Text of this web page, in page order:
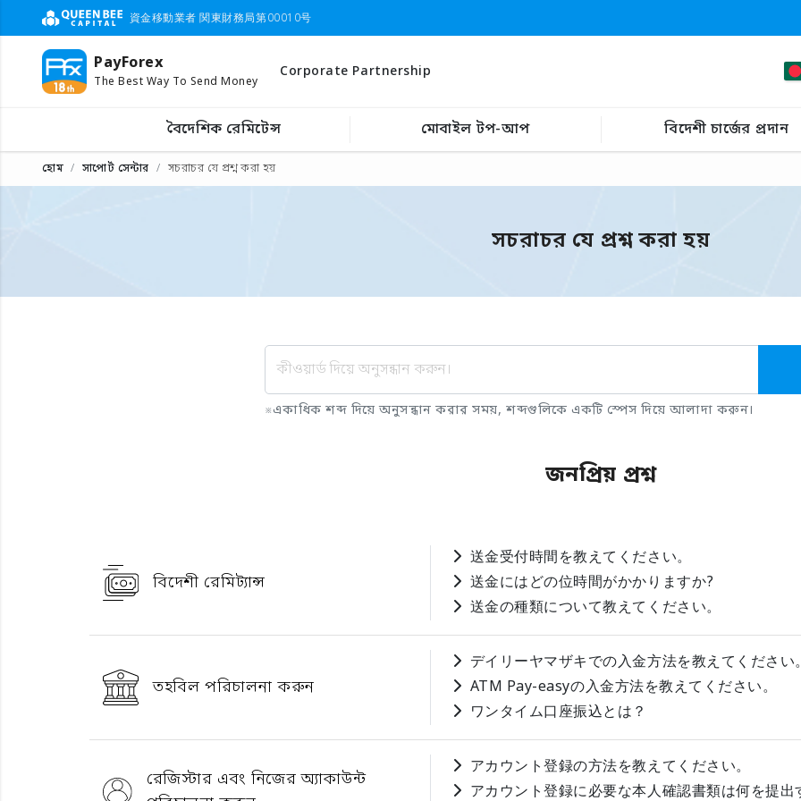
資金移動業者 関東財務局第00010号
PayForex
The Best Way To Send Money
Corporate Partnership
বৈদেশিক রেমিটেন্স মোবাইল টপ-আপ বিদেশী চার্জের প্রদান
হোম সাপোর্ট সেন্টার সচরাচর যে প্রশ্ন করা হয়
সচরাচর যে প্রশ্ন করা হয়
※একাধিক শব্দ দিয়ে অনুসন্ধান করার সময়, শব্দগুলিকে একটি স্পেস দিয়ে আলাদা করুন।
জনপ্রিয় প্রশ্ন
বিদেশী রেমিট্যান্স
送金受付時間を教えてください。
送金にはどの位時間がかかりますか?
送金の種類について教えてください。
তহবিল পরিচালনা করুন
デイリーヤマザキでの入金方法を教えてください。
ATM Pay-easyの入金方法を教えてください。
ワンタイム口座振込とは？
রেজিস্টার এবং নিজের অ্যাকাউন্ট
アカウント登録の方法を教えてください。
アカウント登録に必要な本人確認書類は何を提出